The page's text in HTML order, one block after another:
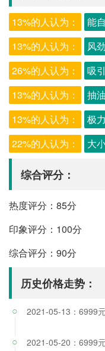
13%的人认为：
能
13%的人认为：
风
26%的人认为：
吸
13%的人认为：
抽
13%的人认为：
极
22%的人认为：
大
综合评分：
热度评分：85分
印象评分：100分
综合评分：90分
历史价格走势：
○ 2021-05-13：6999
○ 2021-05-20：6999